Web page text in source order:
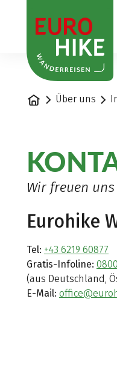
StartseiteÜber uns
Wir freuen
Eurohike
Tel: +43 6219 60877
Gratis-Infoline:
(aus Deutschland,
E-Mail: